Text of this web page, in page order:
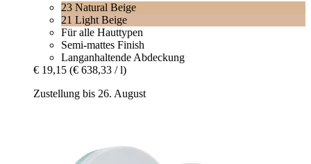
23 Natural Beige
21 Light Beige
Für alle Hauttypen
Semi-mattes Finish
Langanhaltende Abdeckung
€ 19,15 (€ 638,33 / l)
Zustellung bis 26. August